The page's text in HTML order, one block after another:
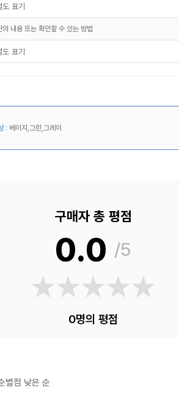
표기
내용 또는 확인할 수 있는 방법
표기
: 베이지,그린,그레이
구매자 총 평점
0.0 /5
★★★★★
★★★★★
0명의 평점
별점 낮은 순